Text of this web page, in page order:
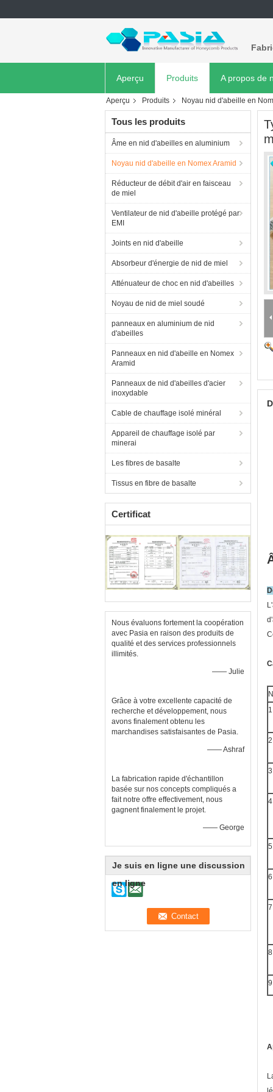
Aperçu Produits A propos de
Aperçu Produits Noyau nid d'abeille en
Tous les produits
Âme en nid d'abeilles en aluminium
Noyau nid d'abeille en Nomex Aramid
Réducteur de débit d'air en faisceau
de miel
Ventilateur de nid d'abeille protégé par
EMI
Joints en nid d'abeille
Absorbeur d'énergie de nid de miel
Atténuateur de choc en nid d'abeilles
Noyau de nid de miel soudé
panneaux en aluminium de nid
d'abeilles
Panneaux en nid d'abeille en Nomex
Aramid
Panneaux de nid d'abeilles d'acier
inoxydable
Cable de chauffage isolé minéral
Appareil de chauffage isolé par
minerai
Les fibres de basalte
Tissus en fibre de basalte
Certificat
Nous évaluons fortement la coopération
avec Pasia en raison des produits de
qualité et des services professionnels
illimités.
—— Julie
Grâce à votre excellente capacité de
recherche et développement, nous
avons finalement obtenu les
marchandises satisfaisantes de Pasia.
—— Ashraf
La fabrication rapide d'échantillon
basée sur nos concepts compliqués a
fait notre offre effectivement, nous
gagnent finalement le projet.
—— George
Je suis en ligne une discussion
en ligne
1
2
3
4
5
6
7
8
9